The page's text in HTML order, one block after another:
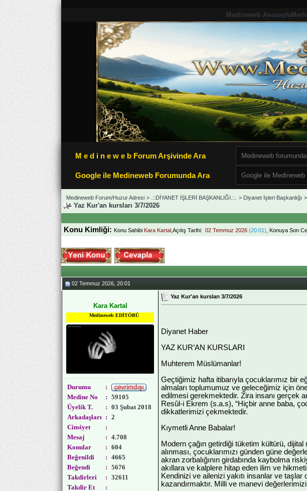
Medineweb Anasayfa
M e d i n e w e b Forum Arşivinde Ara
Google ile Medineweb Forumunda Ara
Medineweb Forum/Huzur Adresi > .::DİYANET İŞLERİ BAŞKANLIĞI.::. > Diyanet İşleri Başkanlığı >
Yaz Kur'an kursları 3/7/2026
Konu Kimliği: Konu Sahibi Kara Kartal ,Açılış Tarihi: 02 Temmuz 2026 (20:01) , Konuya Son
02 Temmuz 2026, 20:01
Kara Kartal
Medineweb EDİTÖRÜ
Durumu
:
Medine No
: 59105
Üyelik T.
: 03 Şubat 2018
Arkadaşları : 2
Cinsiyet
:
Mesaj
: 4.708
Konular
: 604
Beğenildi
: 4665
Beğendi
: 5676
Takdirleri
: 32611
Takdir Et
:
Yaz Kur'an kursları 3/7/2026
Diyanet Haber
YAZ KUR’AN KURSLARI
Muhterem Müslümanlar!
Geçtiğimiz hafta itibarıyla çocuklarımız bir
almaları toplumumuz ve geleceğimiz için
edilmesi gerekmektedir. Zira insanı gerçek
Resûl-i Ekrem (s.a.s), “Hiçbir anne baba,
dikkatlerimizi çekmektedir.
Kıymetli Anne Babalar!
Modern çağın getirdiği tüketim kültürü, dijital
alınması, çocuklarımızı günden güne
akran zorbalığının girdabında kaybolma
akıllara ve kalplere hitap eden ilim ve
Kendinizi ve ailenizi yakıtı insanlar ve
kazandırmaktır. Milli ve manevi